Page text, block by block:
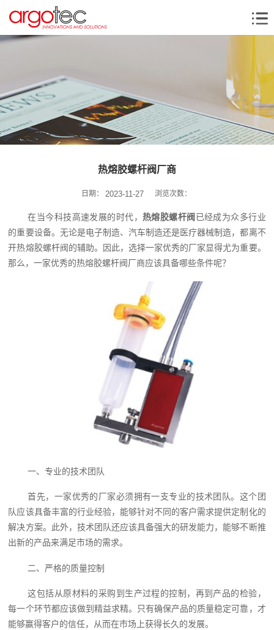
热熔胶螺杆阀厂商
日期： 2023-11-27 浏览次数：
在当今科技高速发展的时代， 热熔胶螺杆阀 已经成为众多行业
的重要设备。无论是电子制造、汽车制造还是医疗器械制造，都离不
开热熔胶螺杆阀的辅助。因此，选择一家优秀的厂家显得尤为重要。
那么，一家优秀的热熔胶螺杆阀厂商应该具备哪些条件呢？
一、专业的技术团队
首先，一家优秀的厂家必须拥有一支专业的技术团队。这个团
队应该具备丰富的行业经验，能够针对不同的客户需求提供定制化的
解决方案。此外，技术团队还应该具备强大的研发能力，能够不断推
出新的产品来满足市场的需求。
二、严格的质量控制
这包括从原材料的采购到生产过程的控制，再到产品的检验，
每一个环节都应该做到精益求精。只有确保产品的质量稳定可靠，才
能够赢得客户的信任，从而在市场上获得长久的发展。